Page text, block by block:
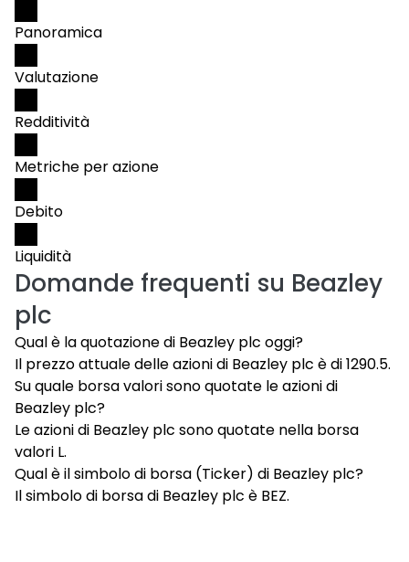
Panoramica
Valutazione
Redditività
Metriche per azione
Debito
Liquidità
Domande frequenti su Beazley
plc
Qual è la quotazione di Beazley plc oggi?
Il prezzo attuale delle azioni di Beazley plc è di 1290.5.
Su quale borsa valori sono quotate le azioni di
Beazley plc?
Le azioni di Beazley plc sono quotate nella borsa
valori L.
Qual è il simbolo di borsa (Ticker) di Beazley plc?
Il simbolo di borsa di Beazley plc è BEZ.